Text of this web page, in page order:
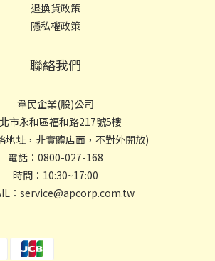
退換貨政策
隱私權政策
聯絡我們
韋民企業(股)公司
市永和區福和路217號5樓
地址，非實體店面，不對外開放)
電話：0800-027-168
時間：10:30~17:00
：service@apcorp.com.tw